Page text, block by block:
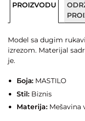
PROIZVODU
Model sa dugim
izrezom. Materijal
je.
Боја:MASTILO
Stil:Biznis
Materija:Mešavina